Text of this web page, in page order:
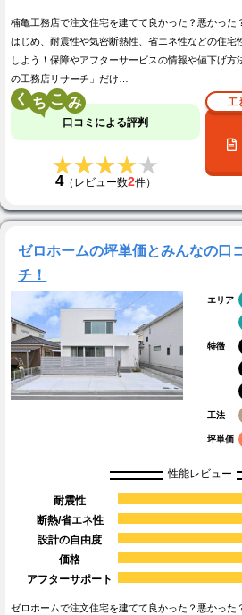
楠亀工務店で注文住宅を建てて良かった？悪かった
はじめ、耐震性や気密断熱性、省エネ性などの住宅
しよう！保障やアフターサービスの情報や値下げ方
の工務店リサーチ」だけ…
く こ
口コミによる評判
★★★★★
★★★★★
4（レビュー数2件）
工
ゼロホームの坪単価とみんなの口
チ！
エリア
特徴
工法
坪単価
性能レビュー
耐震性
断熱/省エネ性
設計の自由度
価格
アフターサポート
ゼロホームで注文住宅を建てて良かった？悪かった